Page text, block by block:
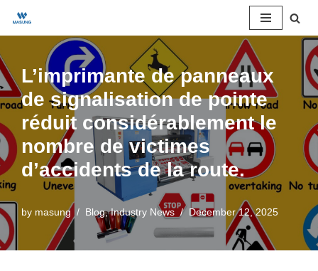
Skip
content
L’imprimante de panneaux
de signalisation de pointe
réduit considérablement le
nombre de victimes
d’accidents de la route.
by masung Blog,Industry News December 12, 2025